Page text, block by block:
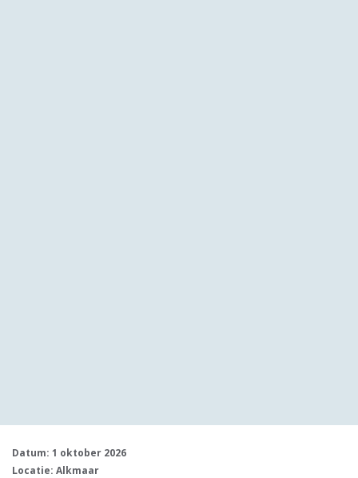
Datum: 1 oktober 2026
Locatie: Alkmaar